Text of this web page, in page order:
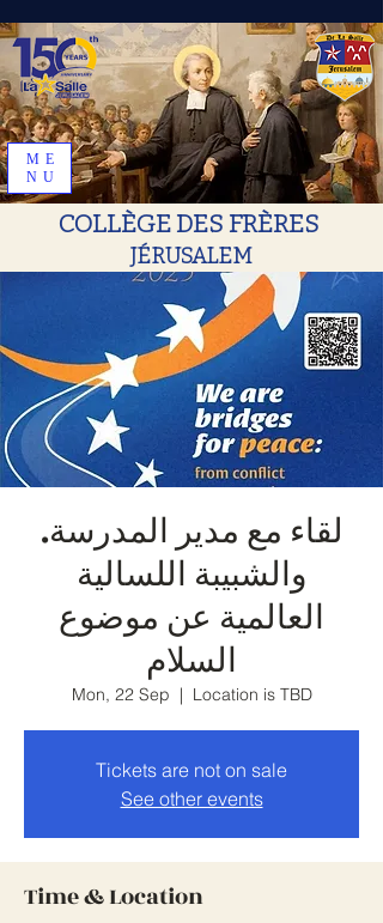
ME
NU
COLLÈGE DES FRÈRES
JÉRUSALEM
.لقاء مع مدير المدرسة
والشبيبة اللسالية
العالمية عن موضوع
السلام
Mon, 22 Sep
  |
Location is TBD
Tickets are not on sale
See other events
Time & Location